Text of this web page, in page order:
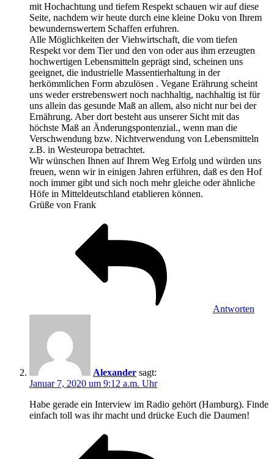
mit Hochachtung und tiefem Respekt schauen wir auf diese
Seite, nachdem wir heute durch eine kleine Doku von Ihrem
bewundernswertem Schaffen erfuhren.
Alle Möglichkeiten der Viehwirtschaft, die vom tiefen
Respekt vor dem Tier und den von oder aus ihm erzeugten
hochwertigen Lebensmitteln geprägt sind, scheinen uns
geeignet, die industrielle Massentierhaltung in der
herkömmlichen Form abzulösen . Vegane Erährung scheint
uns weder erstrebenswert noch nachhaltig, nachhaltig ist für
uns allein das gesunde Maß an allem, also nicht nur bei der
Ernährung. Aber dort besteht aus unserer Sicht mit das
höchste Maß an Änderungspontenzial., wenn man die
Verschwendung bzw. Nichtverwendung von Lebensmitteln
z.B. in Westeuropa betrachtet.
Wir wünschen Ihnen auf Ihrem Weg Erfolg und würden uns
freuen, wenn wir in einigen Jahren erführen, daß es den Hof
noch immer gibt und sich noch mehr gleiche oder ähnliche
Höfe in Mitteldeutschland etablieren können.
Grüße von Frank
Antworten
Alexander sagt:
Januar 7, 2020 um 9:12 a.m. Uhr
Habe gerade ein Interview im Radio gehört (Hamburg). Finde
einfach toll was ihr macht und drücke Euch die Daumen!